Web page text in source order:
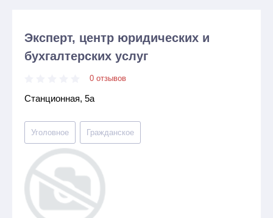
Эксперт, центр юридических и
бухгалтерских услуг
0 отзывов
Станционная, 5а
Уголовное Гражданское